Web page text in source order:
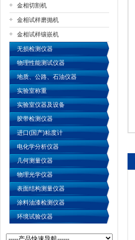
公司名称
金相切割机
金相试样磨抛机
金相试样镶嵌机
无损检测仪器
物理性能测试仪器
地质、公路、石油仪器
实验室称重
实验室仪器及设备
胶带检测仪器
进口(国产)粘度计
电化学分析仪器
几何测量仪器
物理光学仪器
表面结构测量仪器
涂料油漆检测仪器
环境试验仪器